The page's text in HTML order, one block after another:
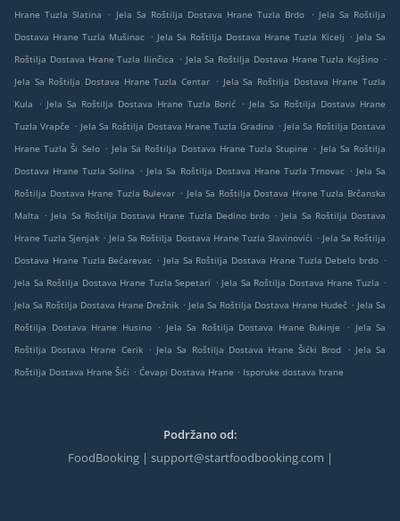
Hrane Tuzla Slatina
. Jela Sa Roštilja Dostava Hrane Tuzla Brdo . Jela Sa Roštilja
Dostava Hrane Tuzla Mušinac . Jela Sa Roštilja Dostava Hrane Tuzla Kicelj . Jela Sa
Roštilja Dostava Hrane Tuzla Ilinčica . Jela Sa Roštilja Dostava Hrane Tuzla Kojšino .
Jela Sa Roštilja Dostava Hrane Tuzla Centar . Jela Sa Roštilja Dostava Hrane Tuzla
Kula
. Jela Sa Roštilja Dostava Hrane Tuzla Borić . Jela Sa Roštilja Dostava Hrane
Tuzla Vrapče . Jela Sa Roštilja Dostava Hrane Tuzla Gradina . Jela Sa Roštilja Dostava
Hrane Tuzla Ši Selo . Jela Sa Roštilja Dostava Hrane Tuzla Stupine . Jela Sa Roštilja
Dostava Hrane Tuzla Solina . Jela Sa Roštilja Dostava Hrane Tuzla Trnovac . Jela Sa
Roštilja Dostava Hrane Tuzla Bulevar . Jela Sa Roštilja Dostava Hrane Tuzla Brčanska
Malta . Jela Sa Roštilja Dostava Hrane Tuzla Dedino brdo . Jela Sa Roštilja Dostava
Hrane Tuzla Sjenjak . Jela Sa Roštilja Dostava Hrane Tuzla Slavinovići . Jela Sa Roštilja
Dostava Hrane Tuzla Bećarevac . Jela Sa Roštilja Dostava Hrane Tuzla Debelo brdo .
Jela Sa Roštilja Dostava Hrane Tuzla Sepetari . Jela Sa Roštilja Dostava Hrane Tuzla .
Jela Sa Roštilja Dostava Hrane Drežnik . Jela Sa Roštilja Dostava Hrane Hudeč . Jela Sa
Roštilja Dostava Hrane Husino . Jela Sa Roštilja Dostava Hrane Bukinje . Jela Sa
Roštilja Dostava Hrane Cerik . Jela Sa Roštilja Dostava Hrane Šićki Brod . Jela Sa
Roštilja Dostava Hrane Šići . Ćevapi Dostava Hrane . Isporuke dostava hrane
Podržano od:
FoodBooking | support@startfoodbooking.com |